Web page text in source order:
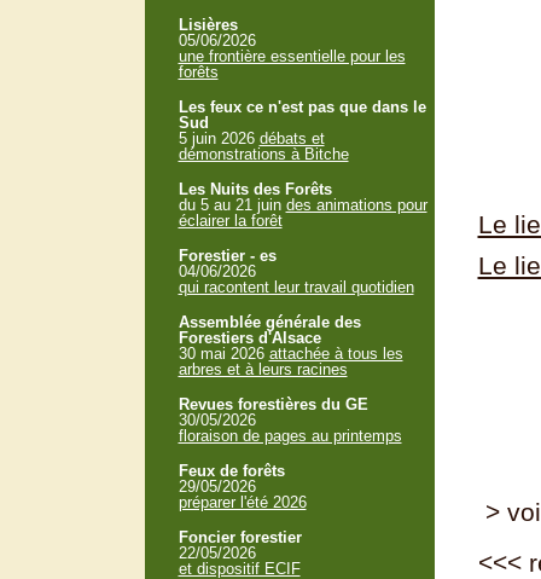
Le
Le
>
<<<
Lisières
05/06/2026
une frontière essentielle pour les
forêts
Les feux ce n'est pas que dans le
Sud
5 juin 2026 débats et
démonstrations à Bitche
Les Nuits des Forêts
du 5 au 21 juin des animations pour
éclairer la forêt
Forestier - es
04/06/2026
qui racontent leur travail quotidien
Assemblée générale des
Forestiers d'Alsace
30 mai 2026 attachée à tous les
arbres et à leurs racines
Revues forestières du GE
30/05/2026
floraison de pages au printemps
Feux de forêts
29/05/2026
préparer l'été 2026
Foncier forestier
22/05/2026
et dispositif ECIF